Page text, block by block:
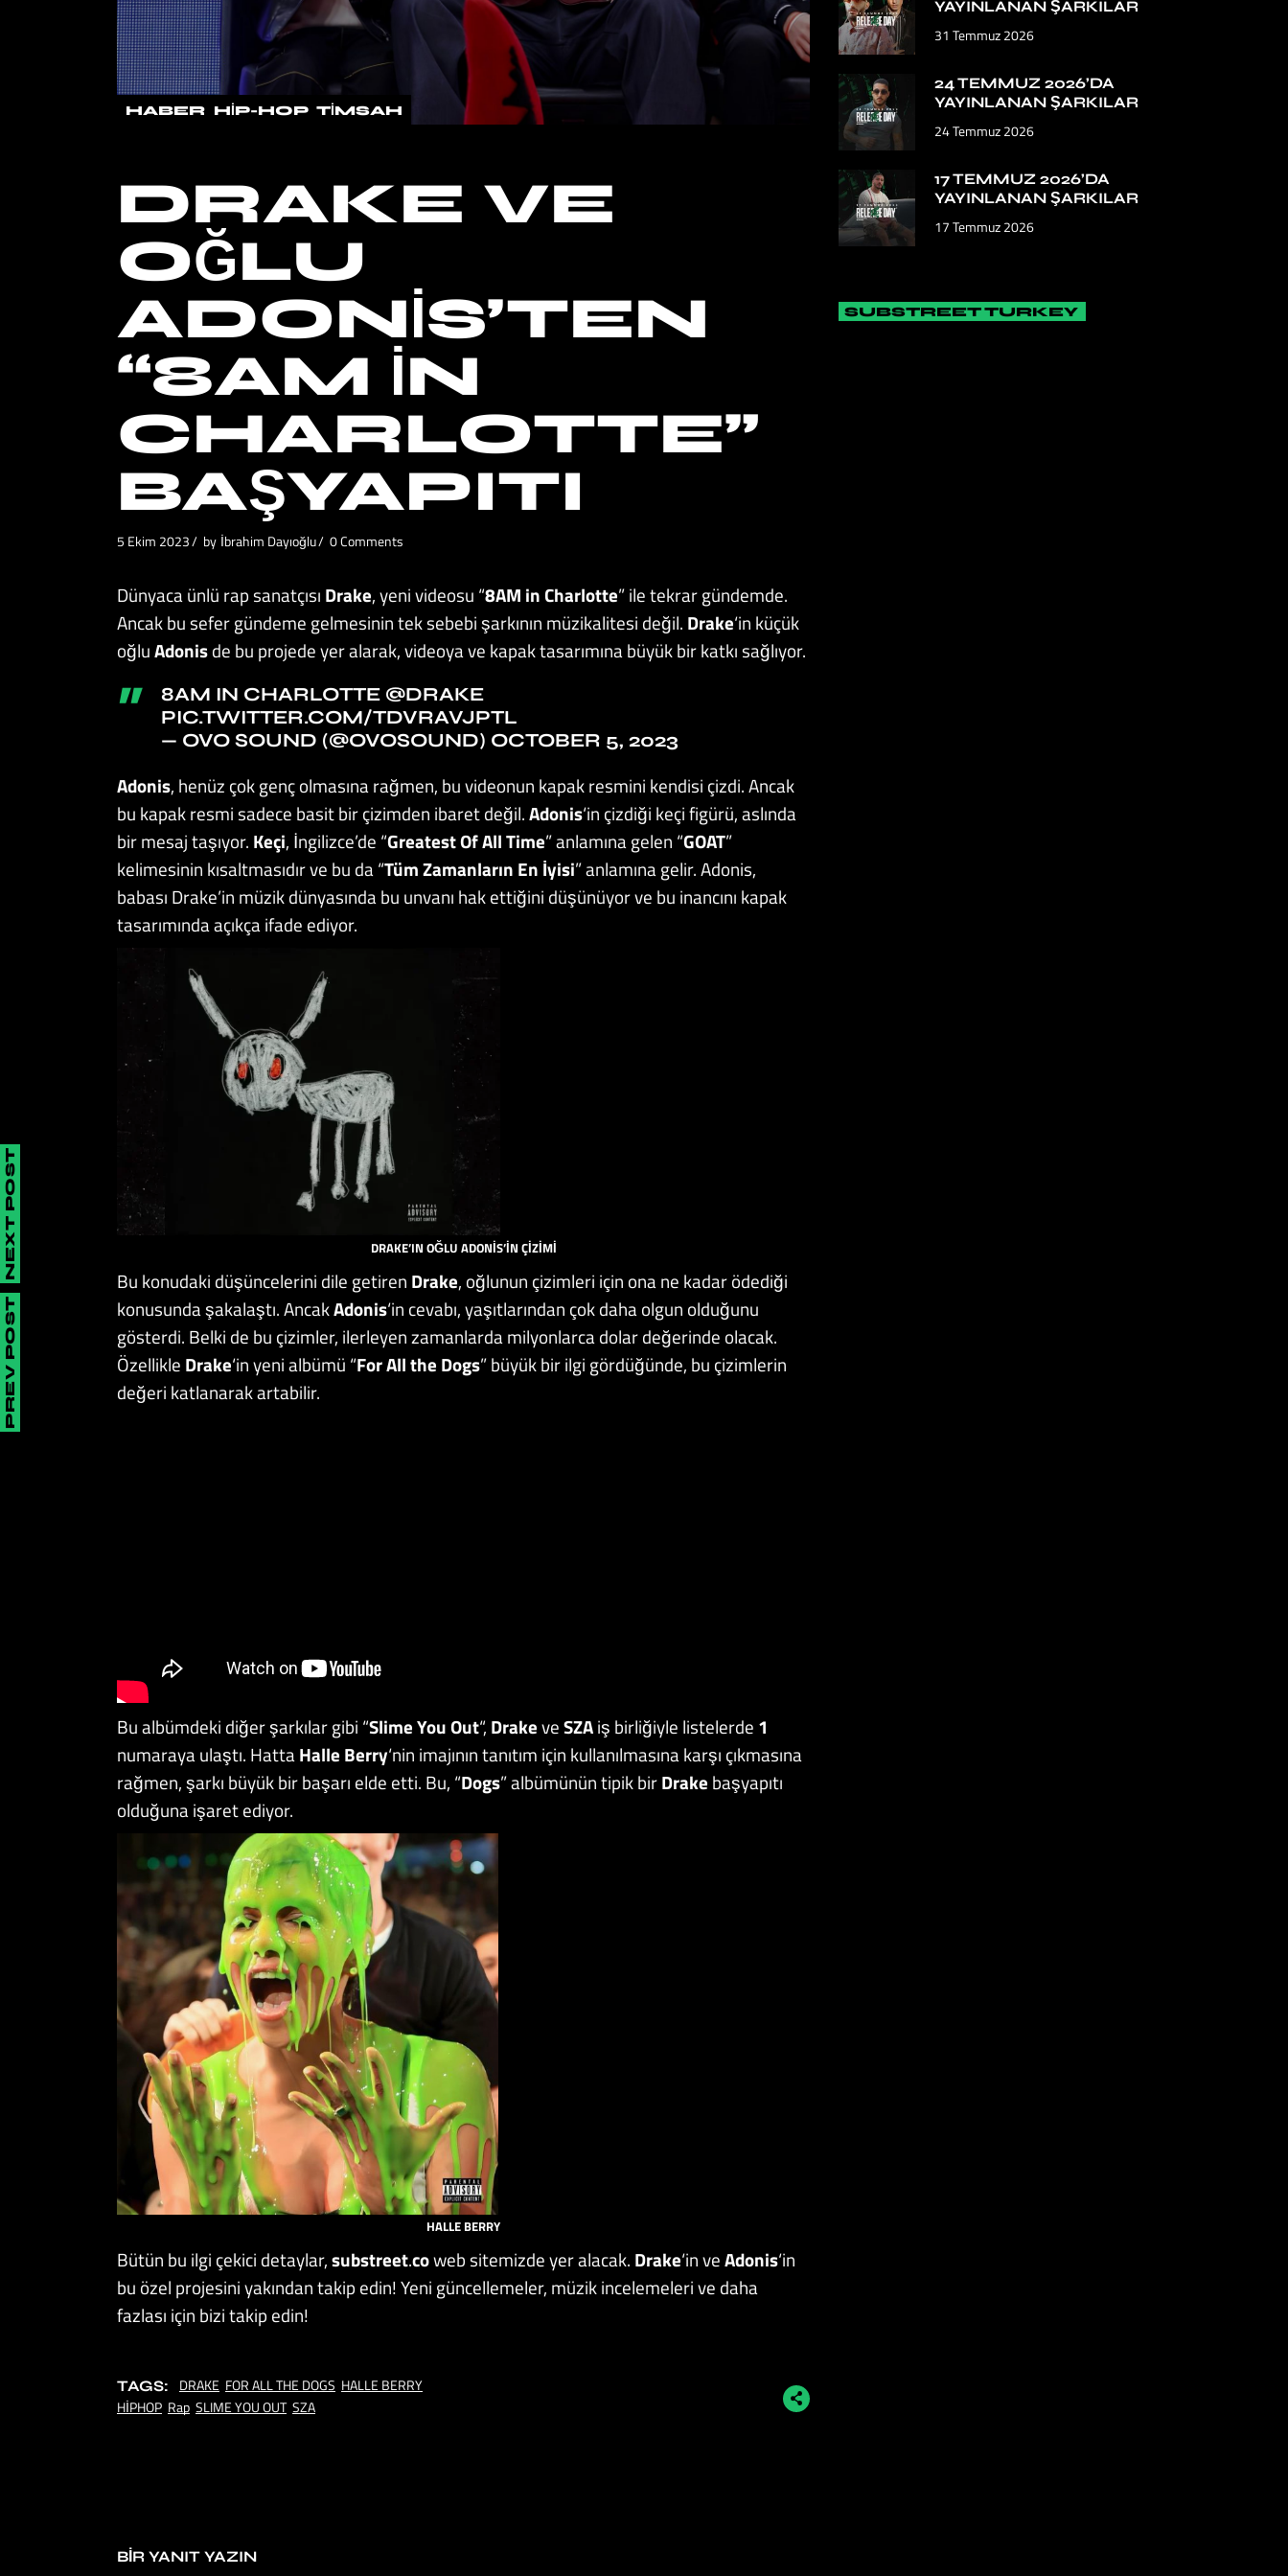
HABER HIP-HOP TIMSAH
DRAKE VE
OĞLU
ADONIS’TEN
“8AM IN
CHARLOTTE”
BAŞYAPITI
5 Ekim 2023 by İbrahim Dayıoğlu 0 Comments
Dünyaca ünlü rap sanatçısı Drake, yeni videosu “8AM in Charlotte” ile tekrar gündemde.
Ancak bu sefer gündeme gelmesinin tek sebebi şarkının müzikalitesi değil. Drake‘in küçük
oğluAdonisde bu projede yer alarak, videoya ve kapak tasarımına büyük bir katkı sağlıyor.
8AM IN CHARLOTTE @DRAKE
PIC.TWITTER.COM/TDVRAVJPTL
— OVO SOUND (@OVOSOUND) OCTOBER 5, 2023
Adonis, henüz çok genç olmasına rağmen, bu videonun kapak resmini kendisi çizdi. Ancak
bu kapak resmi sadece basit bir çizimden ibaret değil.Adonis‘in çizdiği keçi figürü, aslında
bir mesaj taşıyor. Keçi, İngilizce’de “Greatest Of All Time” anlamına gelen “GOAT”
kelimesinin kısaltmasıdır ve bu da “Tüm Zamanların En İyisi” anlamına gelir. Adonis,
babası Drake’in müzik dünyasında bu unvanı hak ettiğini düşünüyor ve bu inancını kapak
tasarımında açıkça ifade ediyor.
DRAKE’IN OĞLU ADONİS’İN ÇİZİMİ
Bu konudaki düşüncelerini dile getiren Drake, oğlunun çizimleri için ona ne kadar ödediği
konusunda şakalaştı. AncakAdonis‘in cevabı, yaşıtlarından çok daha olgun olduğunu
gösterdi. Belki de bu çizimler, ilerleyen zamanlarda milyonlarca dolar değerinde olacak.
Özellikle Drake‘in yeni albümü “For All the Dogs” büyük bir ilgi gördüğünde, bu çizimlerin
değeri katlanarak artabilir.
Bu albümdeki diğer şarkılar gibi “Slime You Out“, DrakeveSZAiş birliğiyle listelerde 1
numaraya ulaştı. HattaHalle Berry‘nin imajının tanıtım için kullanılmasına karşı çıkmasına
rağmen, şarkı büyük bir başarı elde etti. Bu, “Dogs” albümünün tipik birDrake başyapıtı
olduğuna işaret ediyor.
HALLE BERRY
Bütün bu ilgi çekici detaylar,substreet.coweb sitemizde yer alacak. Drake‘in veAdonis‘in
bu özel projesini yakından takip edin! Yeni güncellemeler, müzik incelemeleri ve daha
fazlası için bizi takip edin!
TAGS: DRAKE FOR ALL THE DOGS HALLE BERRY
HİPHOP Rap SLIME YOU OUT SZA
PREV POST
NEXT POST
BIR YANIT YAZIN
YAYINLANAN ŞARKILAR
31 Temmuz 2026
24 TEMMUZ 2026’DA
YAYINLANAN ŞARKILAR
24 Temmuz 2026
17 TEMMUZ 2026’DA
YAYINLANAN ŞARKILAR
17 Temmuz 2026
SUBSTREET TURKEY